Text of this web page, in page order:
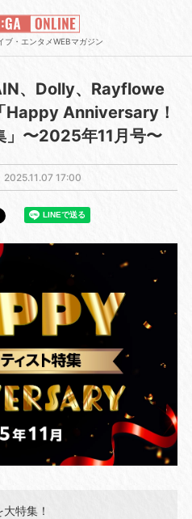
ブ・エンタメWEBマガジン
、Dolly、Rayflowe
Happy Anniversary！
」〜2025年11月号〜
2025.11.07 17:00
特集！